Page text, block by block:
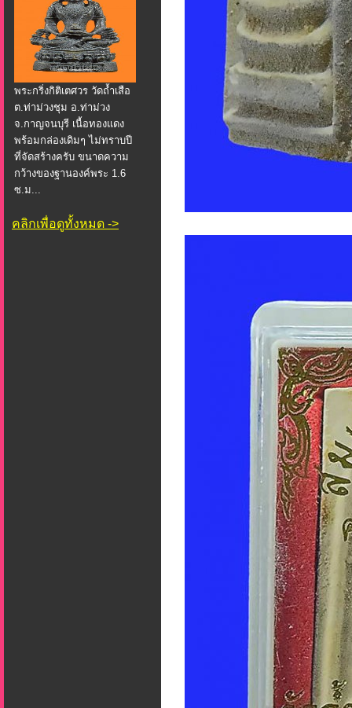
พระกริ่งกิติเตศวร วัดถ้ำเสือ
ต.ท่าม่วงชุม อ.ท่าม่วง
จ.กาญจนบุรี เนื้อทองแดง
พร้อมกล่องเดิมๆ ไม่ทราบปี
ที่จัดสร้างครับ ขนาดความ
กว้างของฐานองค์พระ 1.6
ซ.ม...
คลิกเพื่อดูทั้งหมด ->